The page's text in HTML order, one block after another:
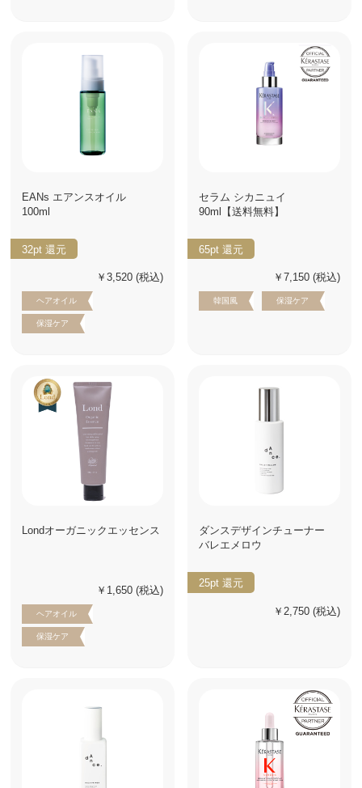
EANs エアンスオイル
100ml
32pt 還元
￥3,520 (税込)
ヘアオイル
保湿ケア
セラム シカニュイ
90ml【送料無料】
65pt 還元
￥7,150 (税込)
韓国風 保湿ケア
Londオーガニックエッセンス
￥1,650 (税込)
ヘアオイル
保湿ケア
ダンスデザインチューナー
バレエメロウ
25pt 還元
￥2,750 (税込)